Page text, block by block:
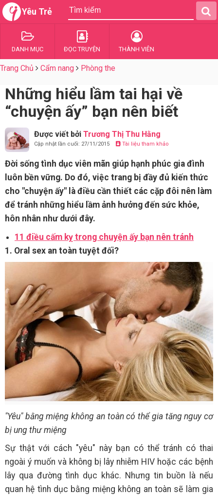
Yêu Trẻ
DANH MỤC ĐỌC TRUYỆN THÀNH VIÊN
Trang Chủ Cẩm nang Phòng the
Những hiểu lầm tai hại về
“chuyện ấy” bạn nên biết
Được viết bởi Trương Thị Thu Hằng
Cập nhật lần cuối: 27/11/2015 Tài liệu tham khảo
Đời sống tình dục viên mãn giúp hạnh phúc gia đình
luôn bền vững. Do đó, việc trang bị đầy đủ kiến thức
cho "chuyện ấy" là điều cần thiết các cặp đôi nên làm
để tránh những hiểu lầm ảnh hưởng đến sức khỏe,
hôn nhân như dưới đây.
11 điều cấm kỵ trong chuyện ấy bạn nên tránh
1. Oral sex an toàn tuyệt đối?
"Yêu" bằng miệng không an toàn có thể gia tăng nguy cơ
bị ung thư miệng
Sự thật với cách "yêu" này bạn có thể tránh có thai
ngoài ý muốn và không bị lây nhiễm HIV hoặc các bệnh
lây qua đường tình dục khác. Nhưng tin buồn là nếu
quan hệ tình dục bằng miệng không an toàn sẽ làm gia